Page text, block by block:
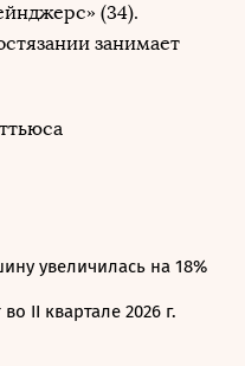
(34).
занимает
увеличилась на 18%
II квартале 2026 г.